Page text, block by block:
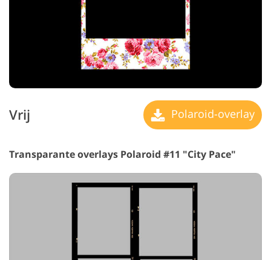
Vrij Polaroid-overlay
Transparante overlays Polaroid #11 "City Pace"